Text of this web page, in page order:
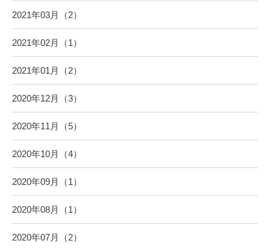
2021年03月（2）
2021年02月（1）
2021年01月（2）
2020年12月（3）
2020年11月（5）
2020年10月（4）
2020年09月（1）
2020年08月（1）
2020年07月（2）